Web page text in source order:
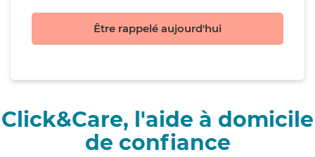
Être rappelé aujourd'hui
Click&Care, l'aide à domicile
de confiance